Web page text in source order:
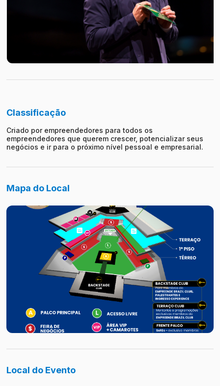
Classificação
Criado por empreendedores para todos os
empreendedores que querem crescer, potencializar seus
negócios e ir para o próximo nível pessoal e empresarial.
Mapa do Local
Local do Evento